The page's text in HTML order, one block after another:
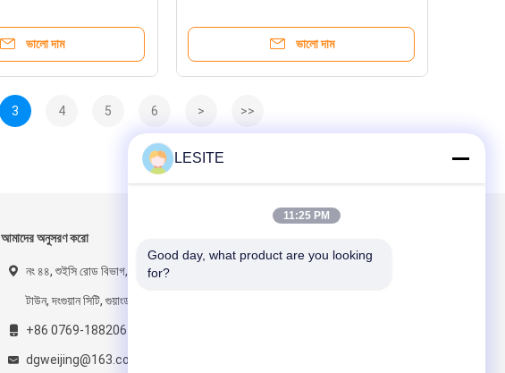
ভালো দাম ভালো দাম
3 4 5 6 > >>
আমাদের অনুসরণ করো
নং ৪৪, শুইসি রোড বিভাগ, হানসি, চাশান
টাউন, দংগুয়ান সিটি, গুয়াংডং প্রদেশ
+86 0769-18820617197
dgweijing@163.com
LESITE
11:25 PM
Good day, what product are you looking
for?